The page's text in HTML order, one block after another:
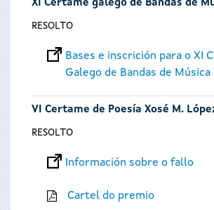
XI Certame galego de Bandas de
RESOLTO
Bases e inscrición para o XI
Galego de Bandas de Música
VI Certame de Poesía Xosé M.
RESOLTO
Información sobre o fallo
Cartel do premio